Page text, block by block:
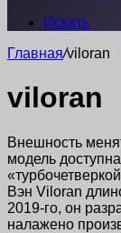
Искать
Главная/viloran
viloran
Внешность
модель
Вэн Viloran
2019-го, он
налажено